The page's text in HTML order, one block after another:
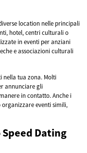
location nelle principali
hotel, centri culturali o
in eventi per anziani
e associazioni culturali
nella tua zona. Molti
annunciare gli
in contatto. Anche i
eventi simili,
Dating